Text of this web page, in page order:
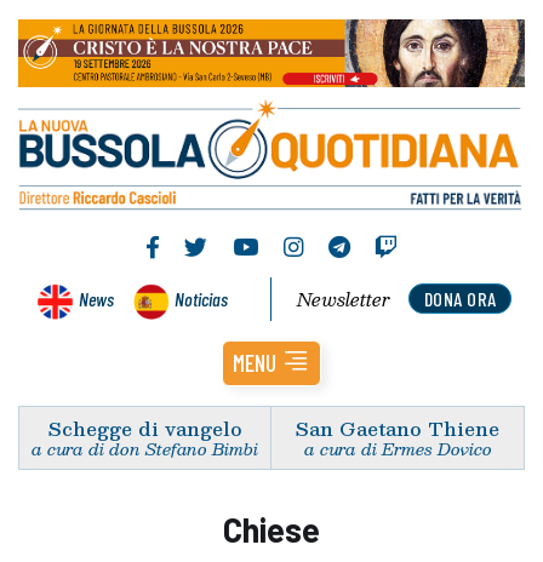
News Noticias DONA ORA
Newsletter
MENU
Schegge di vangelo
a cura di don Stefano Bimbi
San Gaetano Thiene
a cura di Ermes Dovico
Chiese